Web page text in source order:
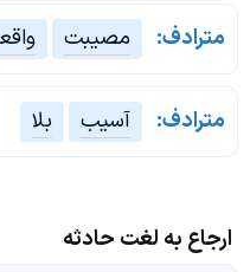
مترادف: مصیبت
مترادف: آسیب بلا
ارجاع به لغت حادثه